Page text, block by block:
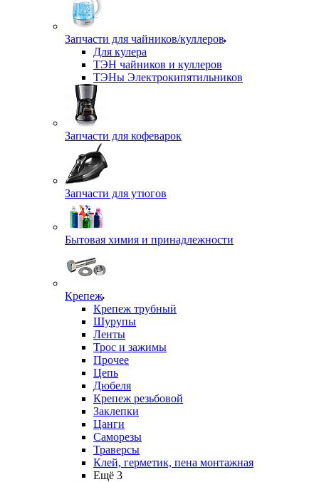
Запчасти для чайников/куллеров
Для кулера
ТЭН чайников и куллеров
ТЭНы Электрокипятильников
Запчасти для кофеварок
Запчасти для утюгов
Бытовая химия и принадлежности
Крепеж
Крепеж трубный
Шурупы
Ленты
Трос и зажимы
Прочее
Цепь
Дюбеля
Крепеж резьбовой
Заклепки
Цанги
Саморезы
Траверсы
Клей, герметик, пена монтажная
Ещё 3